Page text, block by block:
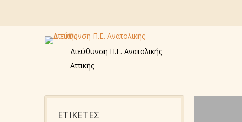
Διεύθυνση Π.Ε. Ανατολικής
Αττικής
ΕΤΙΚΕΤΕΣ